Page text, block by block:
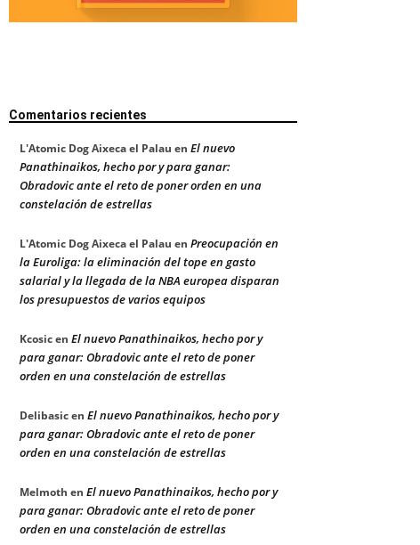
Comentarios recientes
L'Atomic Dog Aixeca el Palau en El nuevo
Panathinaikos, hecho por y para ganar:
Obradovic ante el reto de poner orden en una
constelación de estrellas
L'Atomic Dog Aixeca el Palau en Preocupación en
la Euroliga: la eliminación del tope en gasto
salarial y la llegada de la NBA europea disparan
los presupuestos de varios equipos
Kcosicen El nuevo Panathinaikos, hecho por y
para ganar: Obradovic ante el reto de poner
orden en una constelación de estrellas
Delibasicen El nuevo Panathinaikos, hecho por y
para ganar: Obradovic ante el reto de poner
orden en una constelación de estrellas
Melmoth en El nuevo Panathinaikos, hecho por y
para ganar: Obradovic ante el reto de poner
orden en una constelación de estrellas